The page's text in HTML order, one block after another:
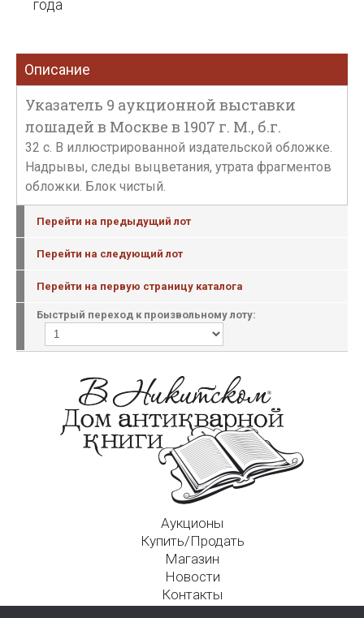
года
Описание
Указатель 9 аукционной выставки
лошадей в Москве в 1907 г. М., б.г.
32 с. В иллюстрированной издательской обложке.
Надрывы, следы выцветания, утрата фрагментов
обложки. Блок чистый.
Перейти на предыдущий лот
Перейти на следующий лот
Перейти на первую страницу каталога
Быстрый переход к произвольному лоту:
Аукционы
Купить/Продать
Магазин
Новости
Контакты